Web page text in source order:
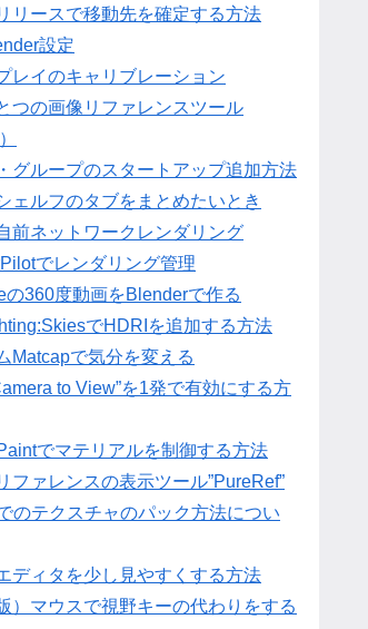
リースで移動先を確定する方法
設定
レイのキャリブレーション
つの画像リファレンスツール
グループのスタートアップ追加方法
ェルフのタブをまとめたいとき
前ネットワークレンダリング
でレンダリング管理
の360度動画をBlenderで作る
でHDRIを追加する方法
Matcapで気分を変える
to View”を1発で有効にする方
でマテリアルを制御する方法
ファレンスの表示ツール”PureRef”
のテクスチャのパック方法につい
ディタを少し見やすくする方法
）マウスで視野キーの代わりをする